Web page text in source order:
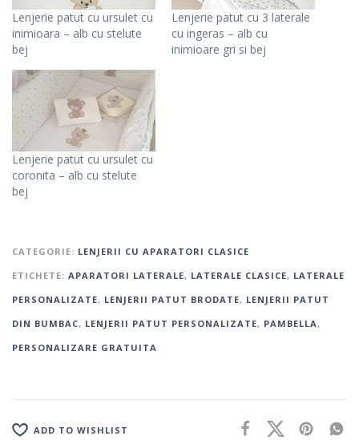
Lenjerie patut cu ursulet cu
inimioara – alb cu stelute
bej
Lenjerie patut cu 3 laterale
cu ingeras – alb cu
inimioare gri si bej
Lenjerie patut cu ursulet cu
coronita – alb cu stelute
bej
CATEGORIE: LENJERII CU APARATORI CLASICE
ETICHETE: APARATORI LATERALE, LATERALE CLASICE, LATERALE
PERSONALIZATE, LENJERII PATUT BRODATE, LENJERII PATUT
DIN BUMBAC, LENJERII PATUT PERSONALIZATE, PAMBELLA,
PERSONALIZARE GRATUITA
ADD TO WISHLIST